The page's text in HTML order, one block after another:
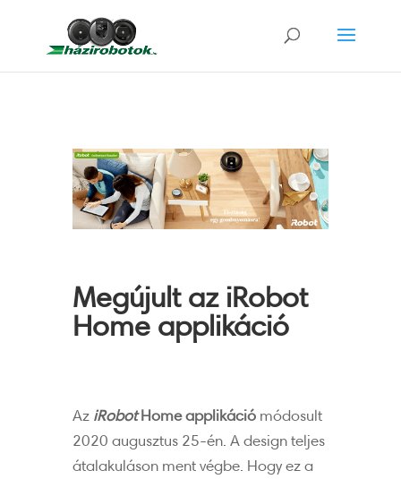
Megújult az iRobot
Home applikáció
Az iRobotHome applikációmódosult
2020 augusztus 25-én. A design teljes
átalakuláson ment végbe. Hogy ez a